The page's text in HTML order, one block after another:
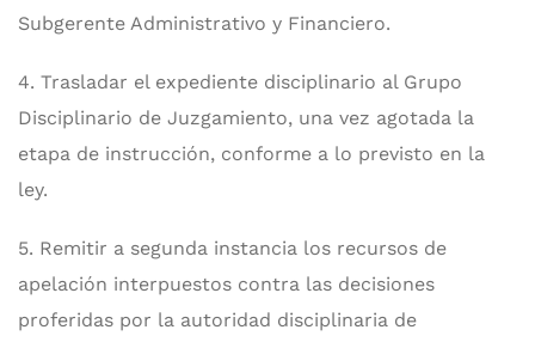
Subgerente Administrativo y Financiero.
4. Trasladar el expediente disciplinario al Grupo
Disciplinario de Juzgamiento, una vez agotada la
etapa de instrucción, conforme a lo previsto en la
ley.
5. Remitir a segunda instancia los recursos de
apelación interpuestos contra las decisiones
proferidas por la autoridad disciplinaria de